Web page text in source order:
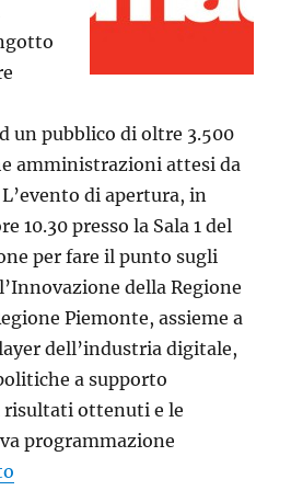
un pubblico di oltre 3.500
amministrazioni attesi da
di apertura, in
10.30 presso la Sala 1 del
per fare il punto sugli
della Regione
Piemonte, assieme a
dell’industria digitale,
a supporto
risultati ottenuti e le
programmazione